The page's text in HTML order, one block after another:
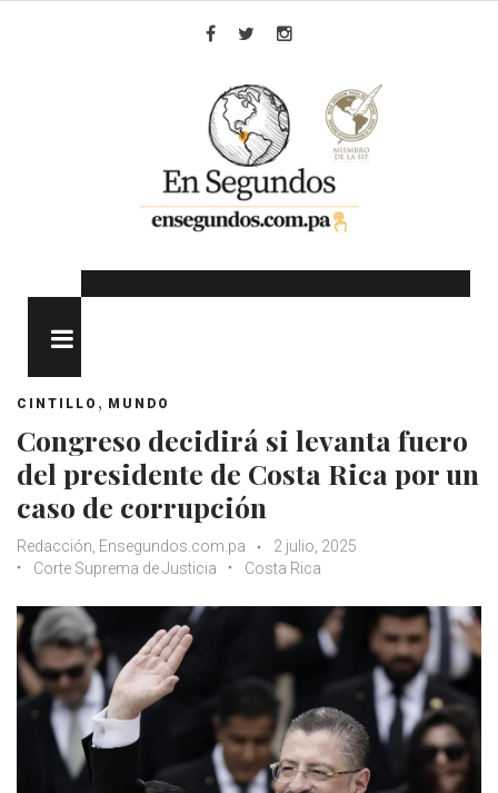
CINTILLO , MUNDO
Congreso decidirá si levanta fuero
del presidente de Costa Rica por un
caso de corrupción
Redacción, Ensegundos.com.pa
2 julio, 2025
Corte Suprema de Justicia
Costa Rica